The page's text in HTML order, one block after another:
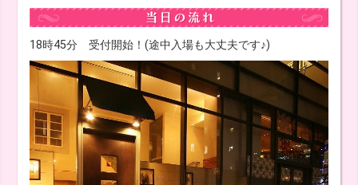
18時45分 受付開始！(途中入場も大丈夫です♪)